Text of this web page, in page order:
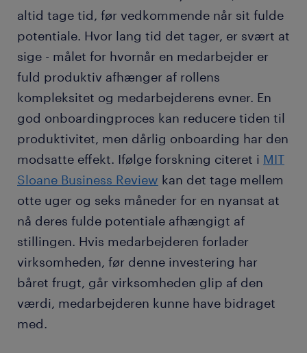
altid tage tid, før vedkommende når sit fulde
potentiale. Hvor lang tid det tager, er svært at
sige - målet for hvornår en medarbejder er
fuld produktiv afhænger af rollens
kompleksitet og medarbejderens evner. En
god onboardingproces kan reducere tiden til
produktivitet, men dårlig onboarding har den
modsatte effekt. Ifølge forskning citeret i MIT
Sloane Business Review kan det tage mellem
otte uger og seks måneder for en nyansat at
nå deres fulde potentiale afhængigt af
stillingen. Hvis medarbejderen forlader
virksomheden, før denne investering har
båret frugt, går virksomheden glip af den
værdi, medarbejderen kunne have bidraget
med.